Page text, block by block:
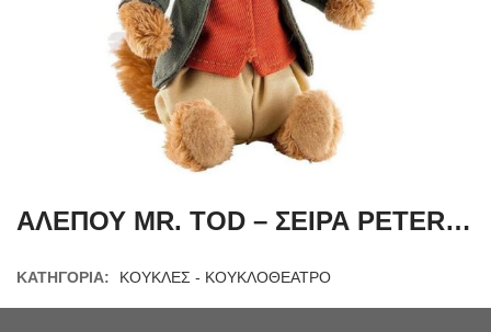
ΑΛΕΠΟΥ MR. TOD – ΣΕΙΡΑ PETER RABBIT
ΚΑΤΗΓΟΡΊΑ: ΚΟΥΚΛΕΣ - ΚΟΥΚΛΟΘΕΑΤΡΟ